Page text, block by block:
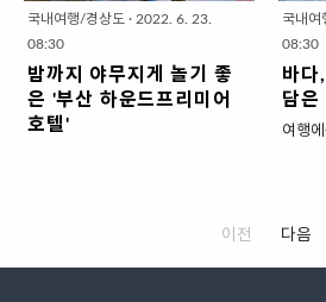
추입니다만 ㅋㅋ) '대관령양떼목
장'은 적당한 규모라서..
페가
있습니
나 있어서 어떤 바다에는 거대한 쇳
카페가 밀집되어 있는 '가조도'에 위
치해 있습니다. 시어머님이 끓여준
삼계탕 배터지게 먹고 어머님 모시
피 한잔하고 왔습니다. 거제도 현지
리 대
은 음
이유
자옹
는 제
국내여행/경상도 · 2022. 6. 23.
08:30
밤까지 야무지게 놀기 좋
은 '부산 하운드프리미어
호텔'
오는 곳. 그러나 저녁 5시부터는 아
국내여
08:30
바다
담은
여행
하는
이전 다음